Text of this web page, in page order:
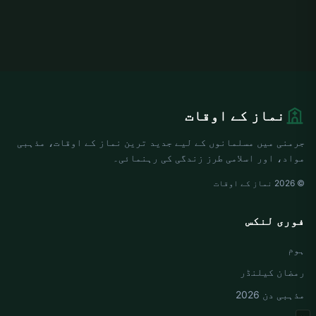
نماز کے اوقات
جرمنی میں مسلمانوں کے لیے جدید ترین نماز کے اوقات، مذہبی
مواد، اور اسلامی طرز زندگی کی رہنمائی۔
© 2026 نماز کے اوقات
فوری لنکس
ہوم
رمضان کیلنڈر
مذہبی دن 2026